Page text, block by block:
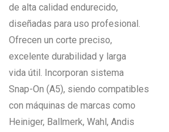
de alta calidad endurecido,
diseñadas para uso profesional.
Ofrecen un corte preciso,
excelente durabilidad y larga
vida útil. Incorporan sistema
Snap-On (A5), siendo compatibles
con máquinas de marcas como
Heiniger, Ballmerk, Wahl, Andis